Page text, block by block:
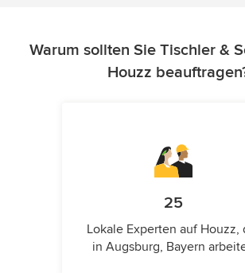
Warum sollten Sie Tischler &
Houzz
25
Lokale Experten auf Houzz,
in Augsburg, Bayern